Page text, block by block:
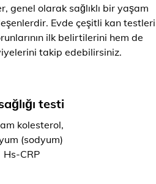
genel olarak sağlıklı bir yaşam
Evde çeşitli kan testleri
ilk belirtilerini hem de
takip edebilirsiniz.
testi
kolesterol,
(sodyum)
Hs-CRP